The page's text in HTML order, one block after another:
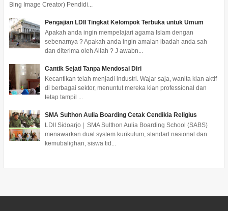
Bing Image Creator) Pendidi...
Pengajian LDII Tingkat Kelompok Terbuka untuk Umum
Apakah anda ingin mempelajari agama Islam dengan
sebenarnya ? Apakah anda ingin amalan ibadah anda sah
dan diterima oleh Allah ? J awabn...
Cantik Sejati Tanpa Mendosai Diri
Kecantikan telah menjadi industri. Wajar saja, wanita kian aktif
di berbagai sektor, menuntut mereka kian professional dan
tetap tampil ...
SMA Sulthon Aulia Boarding Cetak Cendikia Religius
LDII Sidoarjo | SMA Sulthon Aulia Boarding School (SABS)
menawarkan dual system kurikulum, standart nasional dan
kemubalighan, siswa tid...